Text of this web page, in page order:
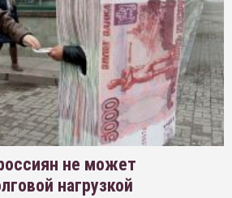
не может
нагрузкой